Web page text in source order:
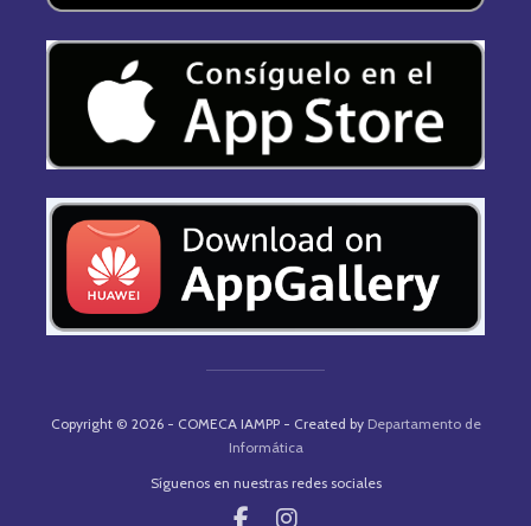
Copyright © 2026 - COMECA IAMPP - Created by Departamento de
Informática
Síguenos en nuestras redes sociales